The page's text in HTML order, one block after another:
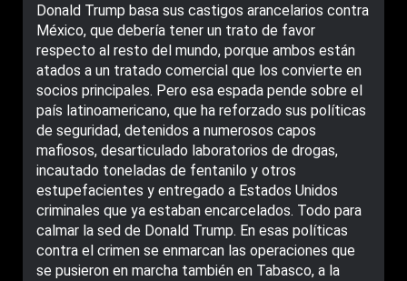
Donald Trump basa sus castigos arancelarios contra
México, que debería tener un trato de favor
respecto al resto del mundo, porque ambos están
atados a un tratado comercial que los convierte en
socios principales. Pero esa espada pende sobre el
país latinoamericano, que ha reforzado sus políticas
de seguridad, detenidos a numerosos capos
mafiosos, desarticulado laboratorios de drogas,
incautado toneladas de fentanilo y otros
estupefacientes y entregado a Estados Unidos
criminales que ya estaban encarcelados. Todo para
calmar la sed de Donald Trump. En esas políticas
contra el crimen se enmarcan las operaciones que
se pusieron en marcha también en Tabasco, a la